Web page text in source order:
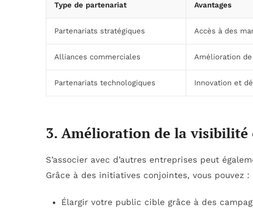
Type de partenariat Avantages
Partenariats stratégiques Accès à des
Alliances commerciales Amélioration
Partenariats technologiques Innovation et
3. Amélioration de la visibilité
S’associer avec d’autres entreprises peut
Grâce à des initiatives conjointes, vous pouvez :
Élargir votre public cible grâce à des